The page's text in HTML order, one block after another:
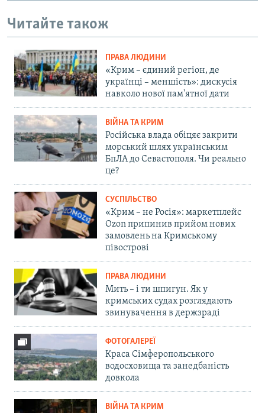
Читайте також
ПРАВА ЛЮДИНИ
«Крим – єдиний регіон, де
українці – меншість»: дискусія
навколо нової пам'ятної дати
ВІЙНА ТА КРИМ
Російська влада обіцяє закрити
морський шлях українським
БпЛА до Севастополя. Чи реально
це?
СУСПІЛЬСТВО
«Крим – не Росія»: маркетплейс
Ozon припинив прийом нових
замовлень на Кримському
півострові
ПРАВА ЛЮДИНИ
Мить – і ти шпигун. Як у
кримських судах розглядають
звинувачення в держзраді
ФОТОГАЛЕРЕЇ
Краса Сімферопольського
водосховища та занедбаність
довкола
ВІЙНА ТА КРИМ